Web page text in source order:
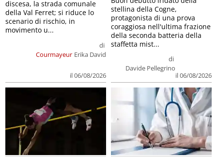
Courmayeur
di
Erika David
il 06/08/2026
discesa, la strada comunale
della Val Ferret; si riduce lo
scenario di rischio, in
movimento u...
di
Davide Pellegrino
il 06/08/2026
stellina della Cogne,
protagonista di una prova
coraggiosa nell'ultima frazione
della seconda batteria della
staffetta mist...